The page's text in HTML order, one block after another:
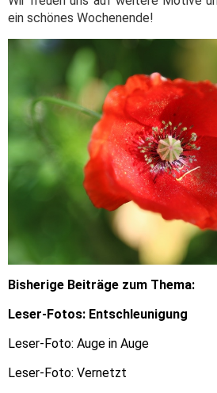
ein schönes Wochenende!
Bisherige Beiträge zum Thema:
Leser-Fotos: Entschleunigung
Leser-Foto: Auge in Auge
Leser-Foto: Vernetzt